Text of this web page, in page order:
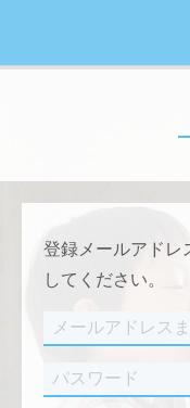
登録メールアドレ
してください。